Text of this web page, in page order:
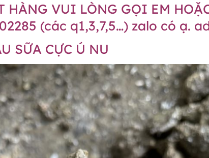
HÀNG VUI LÒNG GỌI EM
(các q1,3,7,5…) zalo có ạ.
SỮA CỰC Ú NU